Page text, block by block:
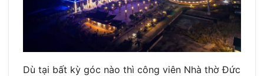
Dù tại bất kỳ góc nào thì công viên Nhà thờ Đức